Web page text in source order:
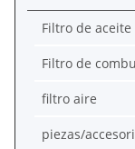
Filtro de
Filtro de
filtro aire
piezas/